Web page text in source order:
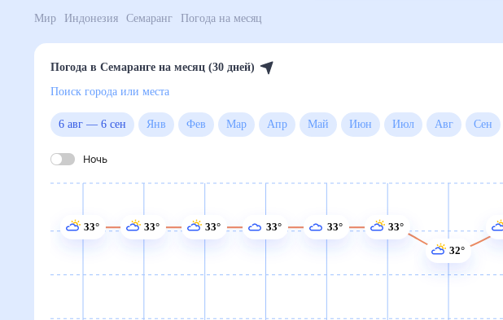
Мир Индонезия Семаранг Погода на месяц
Погода в Семаранге на месяц (30 дней)
Поиск города или места
6 авг— 6 сен Янв Фев Мар Апр Май Июн Июл Авг
Ночь
33° 33° 33° 33° 33°
33°
32°